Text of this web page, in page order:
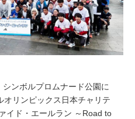
ンボルプロムナード公園に
オリンピックス日本チャリテ
イド・エールラン ～Road to